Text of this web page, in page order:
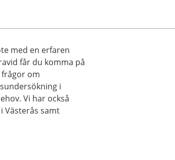
med en erfaren
får du komma på
om
i
Vi har också
Västerås samt